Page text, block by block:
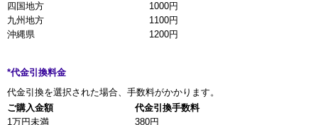
四国地方
1000円
九州地方
1100円
沖縄県
1200円
*代金引換料金
代金引換を選択された場合、手数料がかかります。
ご購入金額
代金引換手数料
1万円未満
380円